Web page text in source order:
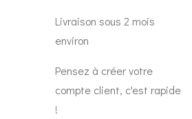
Livraison sous 2 mois
environ
Pensez à créer votre
compte client, c'est rapide
!